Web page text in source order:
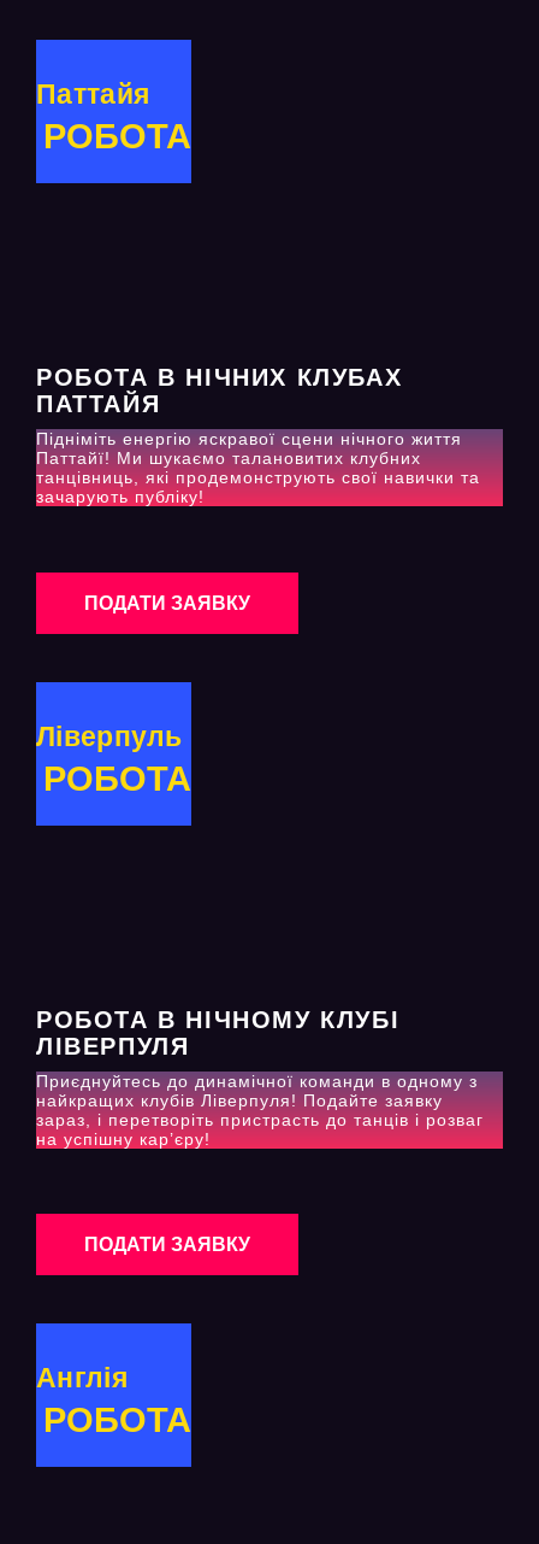
Паттайя
РОБОТА
РОБОТА В НІЧНИХ КЛУБАХ
ПАТТАЙЯ
Підніміть енергію яскравої сцени нічного життя
Паттайї! Ми шукаємо талановитих клубних
танцівниць, які продемонструють свої навички та
зачарують публіку!
ПОДАТИ ЗАЯВКУ
Ліверпуль
РОБОТА
РОБОТА В НІЧНОМУ КЛУБІ
ЛІВЕРПУЛЯ
Приєднуйтесь до динамічної команди в одному з
найкращих клубів Ліверпуля! Подайте заявку
зараз, і перетворіть пристрасть до танців і розваг
на успішну кар’єру!
ПОДАТИ ЗАЯВКУ
Англія
РОБОТА